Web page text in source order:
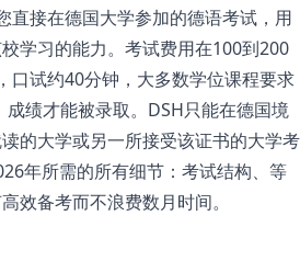
接在德国大学参加的德语考试，用
学习的能力。考试费用在100到200
口试约40分钟，大多数学位课程要求
绩才能被录取。DSH只能在德国境
的大学或另一所接受该证书的大学考
年所需的所有细节：考试结构、等
效备考而不浪费数月时间。